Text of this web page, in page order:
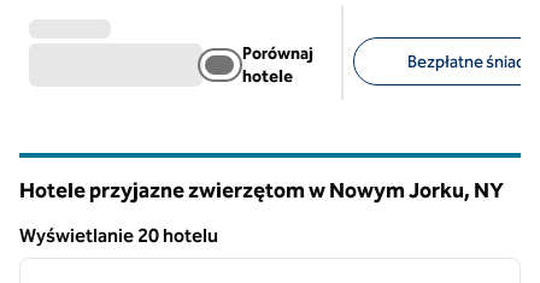
Porównaj
hotele
Bezpłatne
Hotele przyjazne zwierzętom w Nowym Jorku, NY
Wyświetlanie 20 hotelu
Wyświetlanie 20 hotelu
1 z 12